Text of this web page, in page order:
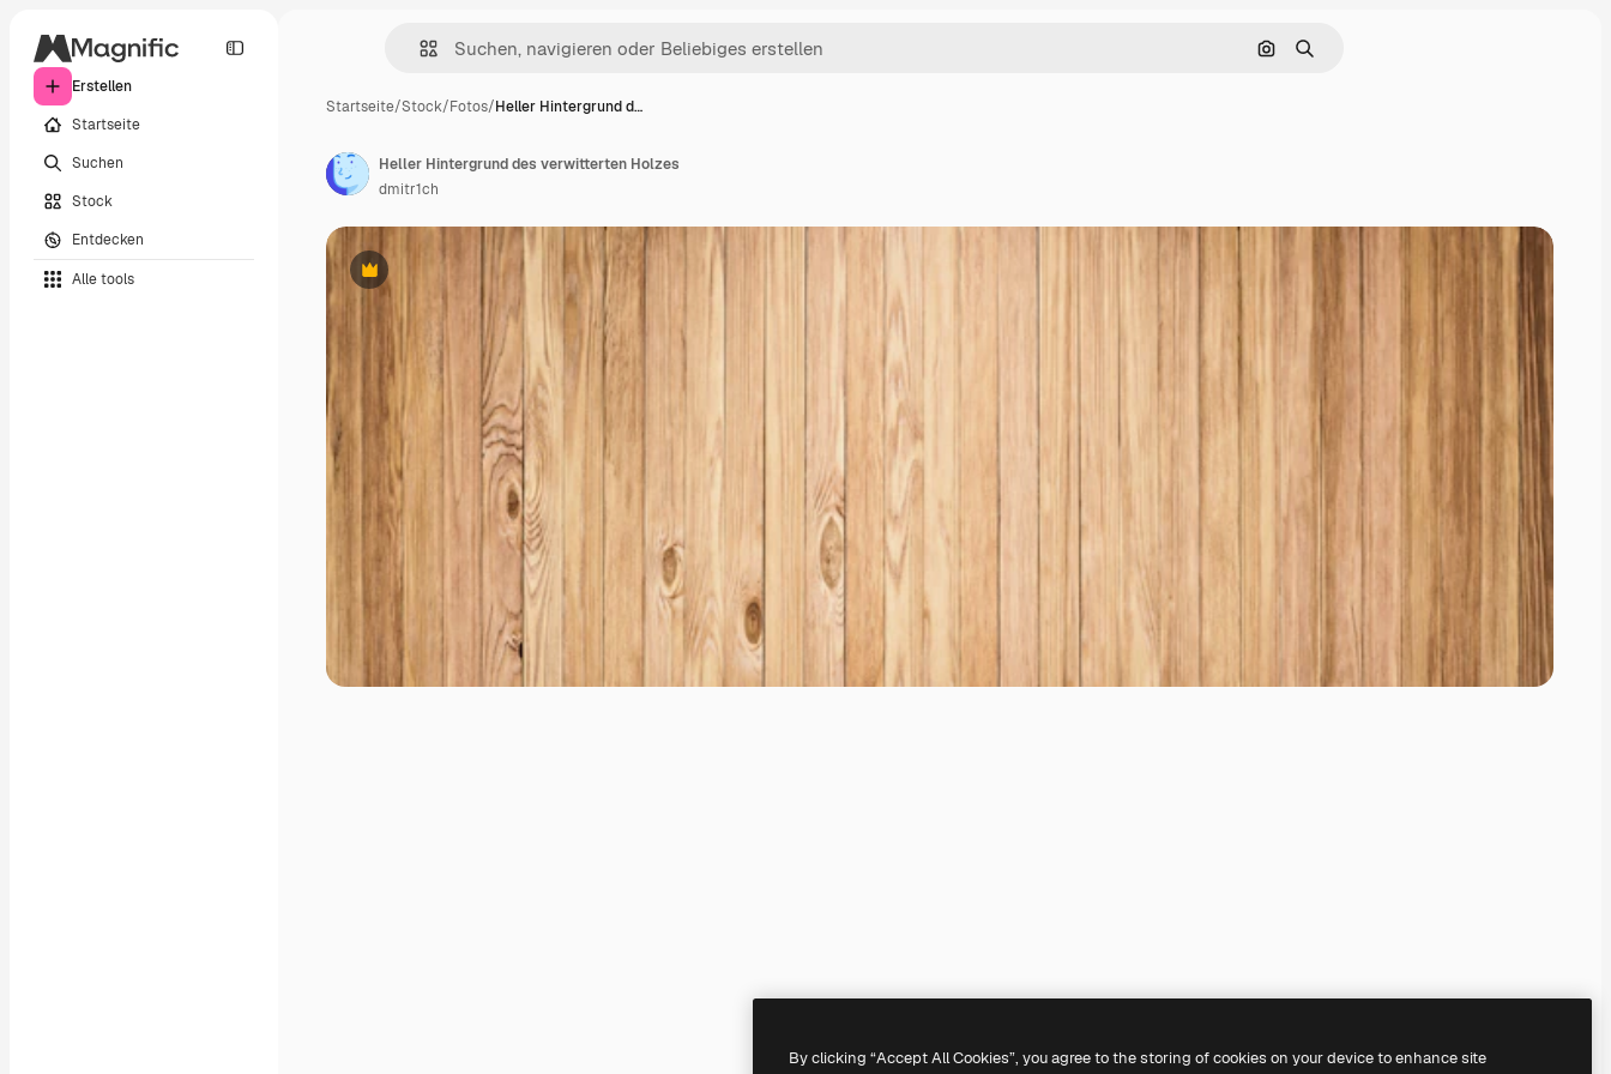
Erstellen
Startseite
Suchen
Stock
Entdecken
Alle tools
Nach Bild suchen
Suchen
Startseite/Stock/Fotos/Heller Hintergrund d…
Premium
Heller Hintergrund des verwitterten Holzes
dmitr1ch
By clicking “Accept All Cookies”, you agree to the storing of cookies on your device to enhance site